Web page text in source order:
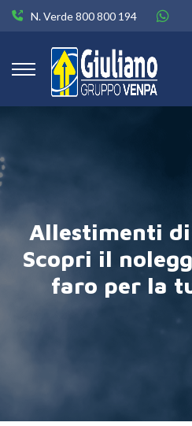
N. Verde 800 800 194
Allestimenti di
Scopri il
faro per la